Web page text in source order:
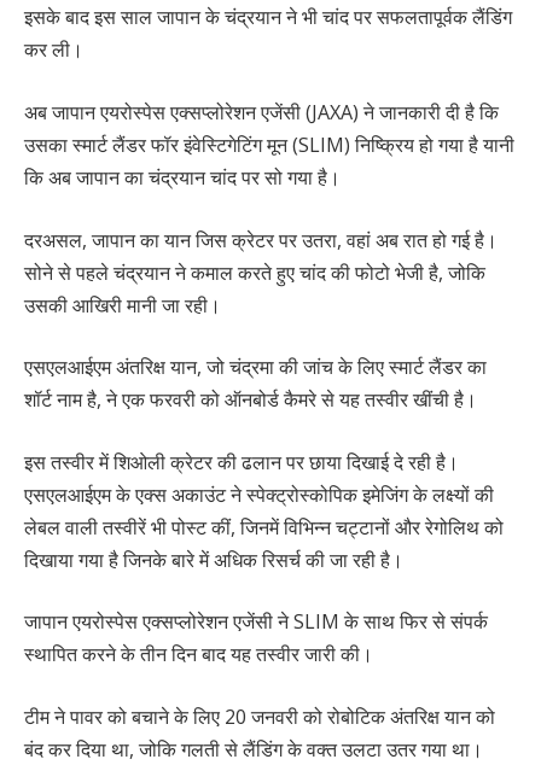
इसके बाद इस साल जापान के चंद्रयान ने भी चांद पर सफलतापूर्वक लैंडिंग
कर ली।
अब जापान एयरोस्पेस एक्सप्लोरेशन एजेंसी (JAXA) ने जानकारी दी है कि
उसका स्मार्ट लैंडर फॉर इंवेस्टिगेटिंग मून (SLIM) निष्क्रिय हो गया है यानी
कि अब जापान का चंद्रयान चांद पर सो गया है।
दरअसल, जापान का यान जिस क्रेटर पर उतरा, वहां अब रात हो गई है।
सोने से पहले चंद्रयान ने कमाल करते हुए चांद की फोटो भेजी है, जोकि
उसकी आखिरी मानी जा रही।
एसएलआईएम अंतरिक्ष यान, जो चंद्रमा की जांच के लिए स्मार्ट लैंडर का
शॉर्ट नाम है, ने एक फरवरी को ऑनबोर्ड कैमरे से यह तस्वीर खींची है।
इस तस्वीर में शिओली क्रेटर की ढलान पर छाया दिखाई दे रही है।
एसएलआईएम के एक्स अकाउंट ने स्पेक्ट्रोस्कोपिक इमेजिंग के लक्ष्यों की
लेबल वाली तस्वीरें भी पोस्ट कीं, जिनमें विभिन्न चट्टानों और रेगोलिथ को
दिखाया गया है जिनके बारे में अधिक रिसर्च की जा रही है।
जापान एयरोस्पेस एक्सप्लोरेशन एजेंसी ने SLIM के साथ फिर से संपर्क
स्थापित करने के तीन दिन बाद यह तस्वीर जारी की।
टीम ने पावर को बचाने के लिए 20 जनवरी को रोबोटिक अंतरिक्ष यान को
बंद कर दिया था, जोकि गलती से लैंडिंग के वक्त उलटा उतर गया था।